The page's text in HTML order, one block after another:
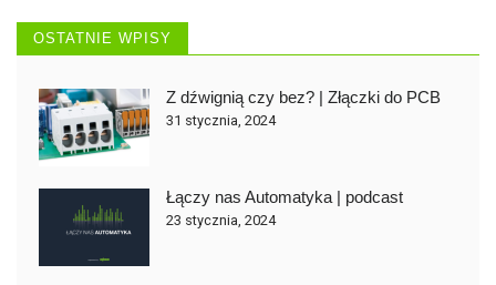
OSTATNIE WPISY
Z dźwignią czy bez? | Złączki do PCB
31 stycznia, 2024
Łączy nas Automatyka | podcast
23 stycznia, 2024